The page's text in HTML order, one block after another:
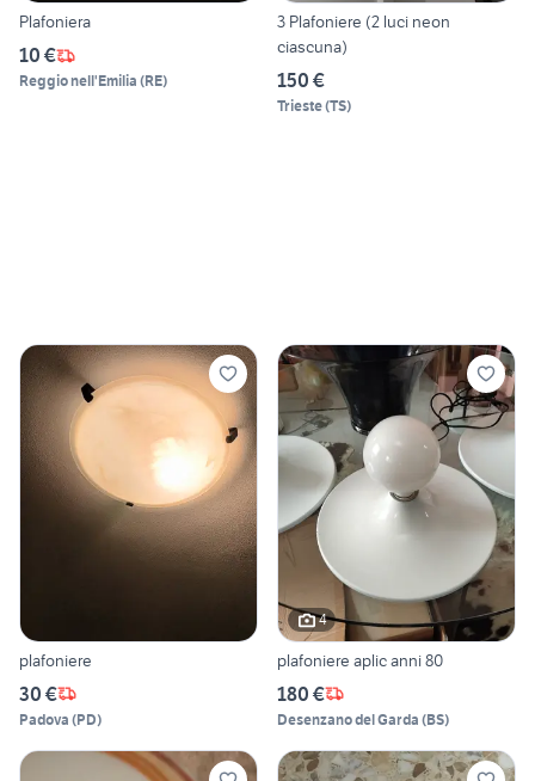
Plafoniera
10 €
Reggio nell'Emilia (RE)
3 Plafoniere (2 luci neon
ciascuna)
150 €
Trieste(TS)
plafoniere
30 €
Padova (PD)
4
plafoniere aplic anni 80
180 €
Desenzano del Garda (BS)